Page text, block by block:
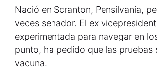
Nació en Scranton, Pensilvania,
veces senador. El ex
experimentada para navegar en
punto, ha pedido que las pruebas
vacuna.